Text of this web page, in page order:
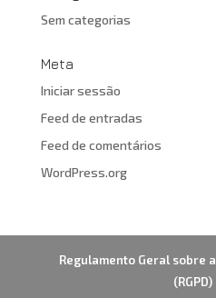
Sem categorias
Meta
Iniciar sessão
Feed de entradas
Feed de comentários
WordPress.org
Regulamento Geral sobre
(RGPD)